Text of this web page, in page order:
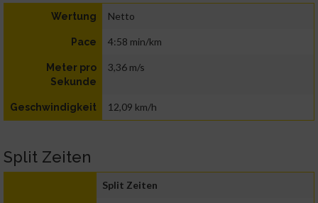
Wertung Netto
Pace 4:58 min/km
Meter pro
Sekunde
3,36 m/s
Geschwindigkeit 12,09 km/h
Split Zeiten
Split Zeiten